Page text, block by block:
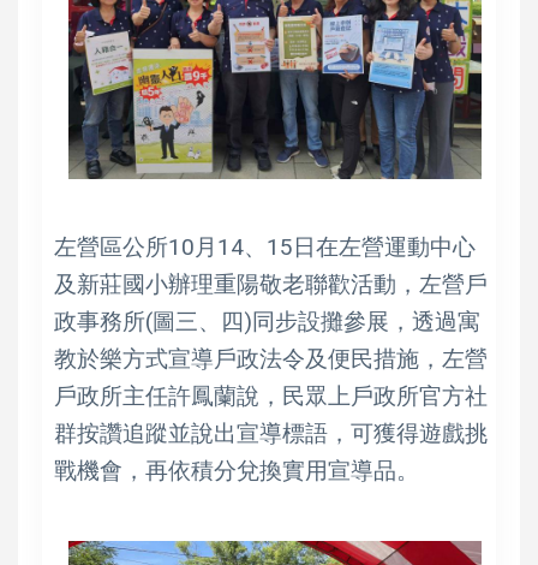
左營區公所10月14、15日在左營運動中心
及新莊國小辦理重陽敬老聯歡活動，左營戶
政事務所(圖三、四)同步設攤參展，透過寓
教於樂方式宣導戶政法令及便民措施，左營
戶政所主任許鳳蘭說，民眾上戶政所官方社
群按讚追蹤並說出宣導標語，可獲得遊戲挑
戰機會，再依積分兌換實用宣導品。